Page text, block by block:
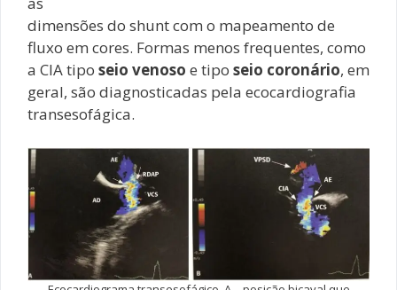
dimensões do shunt com o mapeamento de
fluxo em cores. Formas menos frequentes, como
a CIA tipo seio venoso e tipo seio coronário, em
geral, são diagnosticadas pela ecocardiografia
transesofágica.